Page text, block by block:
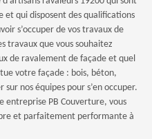
et qui disposent des qualifications
s’occuper de vos travaux de
travaux que vous souhaitez
de ravalement de façade et quel
votre façade : bois, béton,
nos équipes pour s’en occuper.
entreprise PB Couverture, vous
et parfaitement performante à